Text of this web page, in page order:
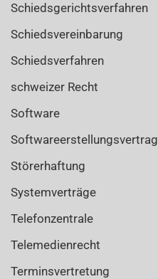
Schiedsgerichtsverfahren
Schiedsvereinbarung
Schiedsverfahren
schweizer Recht
Software
Softwareerstellungsvertrag
Störerhaftung
Systemverträge
Telefonzentrale
Telemedienrecht
Terminsvertretung